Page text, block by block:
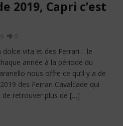
2019, Capri c’est
0
dolce vita et des Ferrari… le
année à la période du
nous offre ce qu’il y a de
des Ferrari Cavalcade qui
de retrouver plus de […]